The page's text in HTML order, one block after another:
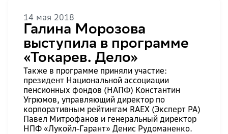
14 мая 2018
Галина Морозова
выступила в программе
«Токарев. Дело»
Также в программе приняли участие:
президент Национальной ассоциации
пенсионных фондов (НАПФ) Константин
Угрюмов, управляющий директор по
корпоративным рейтингам RAEX (Эксперт РА)
Павел Митрофанов и генеральный директор
НПФ «Лукойл-Гарант» Денис Рудоманенко.